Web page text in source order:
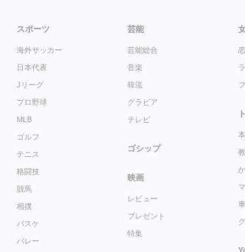
スポーツ
海外サッカー
日本代表
Jリーグ
プロ野球
MLB
ゴルフ
テニス
格闘技
競馬
相撲
バスケ
バレー
芸能
芸能総合
音楽
韓流
グラビア
テレビ
ゴシップ
映画
レビュー
プレゼント
特集
本
車